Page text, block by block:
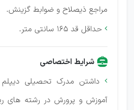
مراجع ذیصلاح و ضوابط گزینش.
 حداقل قد 165 سانتی متر.
شرایط اختصاصی

داشتن مدرک تحصیلی دیپلم
آموزش و پرورش در رشته های